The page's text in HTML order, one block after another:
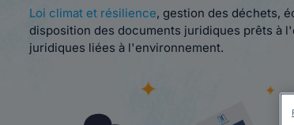
Loi climat et résilience, gestion des déchets,
disposition des documents juridiques prêts à
juridiques liées à l'environnement.